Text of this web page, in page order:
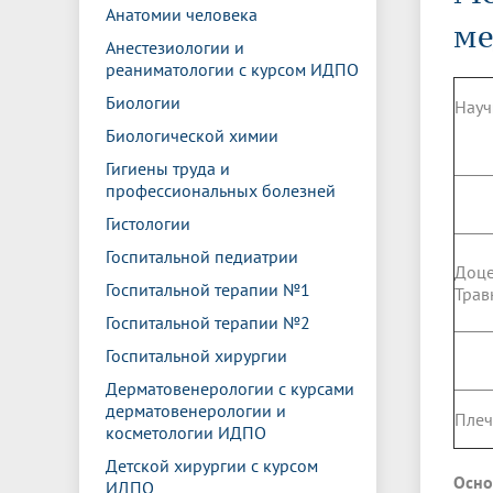
БГМУ
Абитуриенту
Видеогалерея
Эндаумент
Вопрос-
Управление международной
Отдел
центр
ограниченными возможностями
здоровья
Независимая оценка качества
образования
работы
Конференции и форумы
онкологии
Санаторий-профилакторий БГМУ
Совет обучающихся
Золотой фонд БГМУ
Жизнь иностранных студентов БГМУ
Штаб студенческих отрядов БГМУ
Анатомии человека
Анестезиологии и
реаниматологии с курсом ИДПО
Биологии
Биологической химии
Гигиены труда и
профессиональных болезней
Гистологии
Госпитальной педиатрии
Госпитальной терапии №1
Госпитальной терапии №2
Госпитальной хирургии
Дерматовенерологии с курсами
дерматовенерологии и
косметологии ИДПО
Детской хирургии с курсом
ИДПО